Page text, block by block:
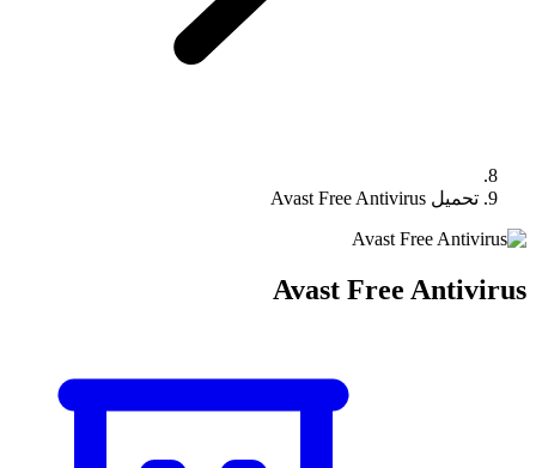
تحميل Avast Free Antivirus
Avast Free Antivirus